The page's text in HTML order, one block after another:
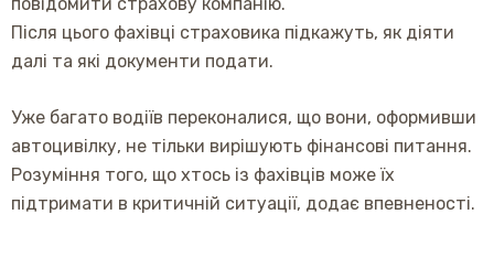
Після цього фахівці страховика підкажуть, як діяти
далі та які документи подати.
Уже багато водіїв переконалися, що вони, оформивши
автоцивілку, не тільки вирішують фінансові питання.
Розуміння того, що хтось із фахівців може їх
підтримати в критичній ситуації, додає впевненості.